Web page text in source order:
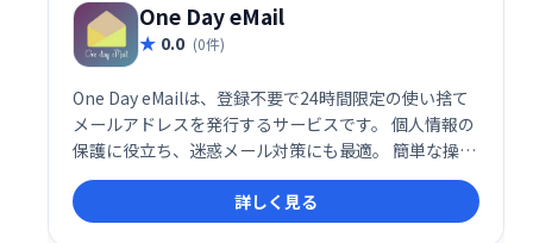
One Day eMail
0.0 (0件)
One Day eMailは、登録不要で24時間限定の使い捨て
メールアドレスを発行するサービスです。 個人情報の
保護に役立ち、迷惑メール対策にも最適。 簡単な操作
で、すぐに使い捨てメールアドレスを作成し、安全に
オンラインサービスを利用できます。 プライバシーを
重視する方に最適な、手軽で便利なサービスです。
詳しく見る